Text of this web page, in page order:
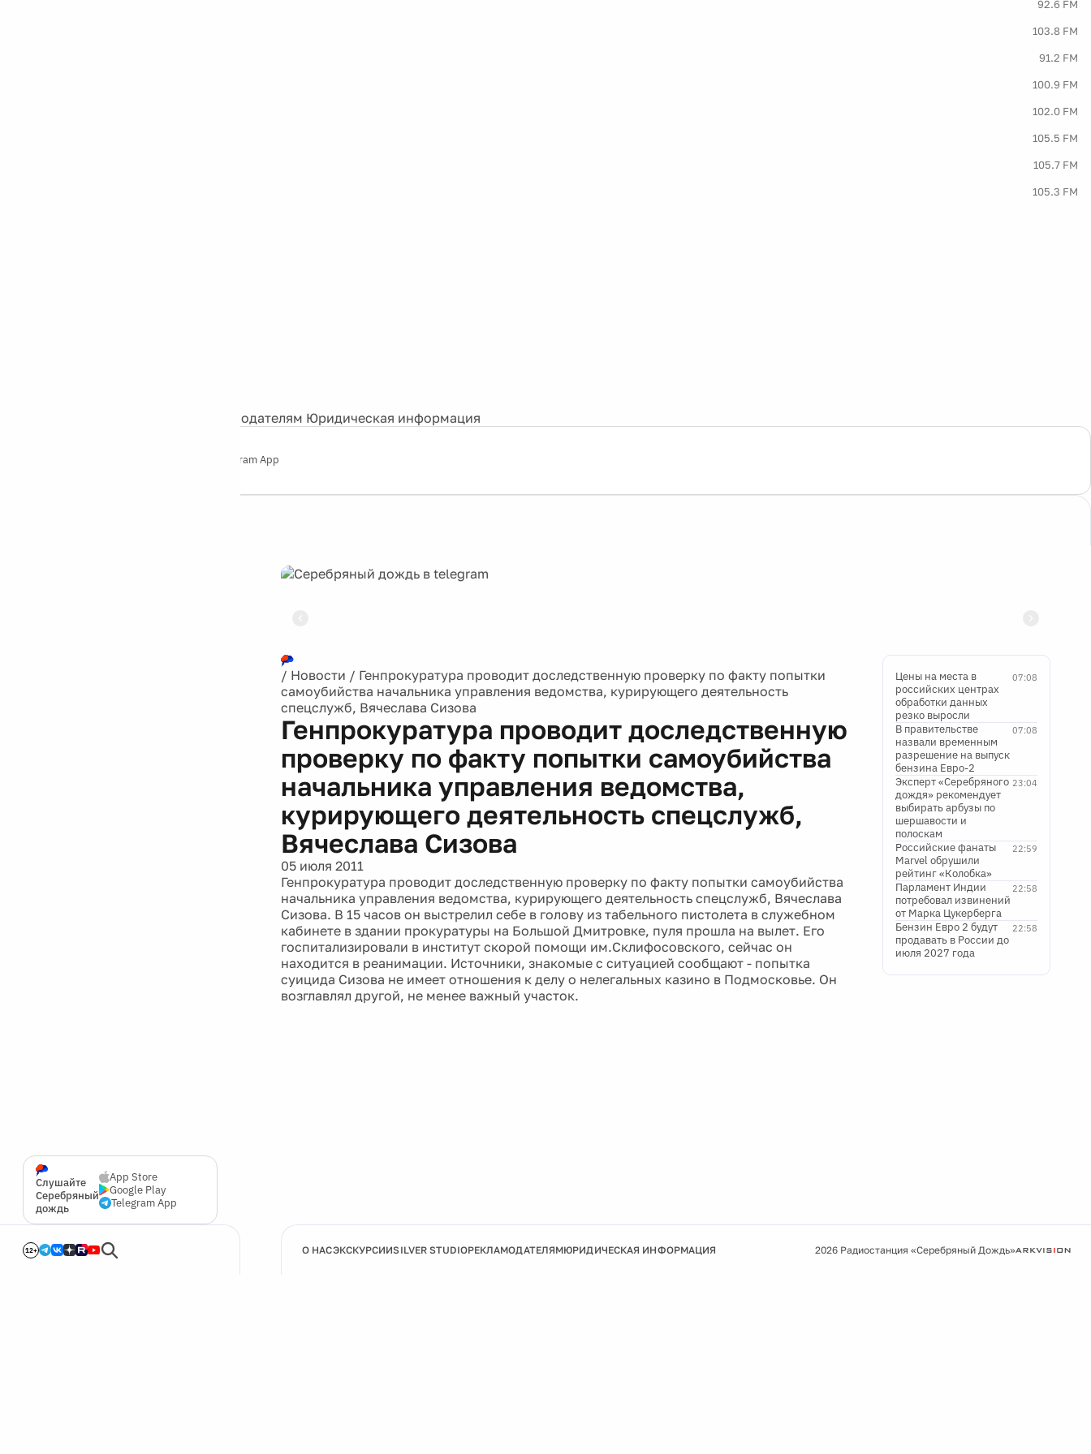
92.6 FM
103.8 FM
91.2 FM
100.9 FM
102.0 FM
105.5 FM
105.7 FM
105.3 FM
Рекламодателям Юридическая информация
Telegram App
Слушайте
Серебряный
дождь
App Store
Google Play
Telegram App
12+
/ Новости / Генпрокуратура проводит доследственную проверку по факту попытки
самоубийства начальника управления ведомства, курирующего деятельность
спецслужб, Вячеслава Сизова
Генпрокуратура проводит доследственную
проверку по факту попытки самоубийства
начальника управления ведомства,
курирующего деятельность спецслужб,
Вячеслава Сизова
05 июля 2011
Генпрокуратура проводит доследственную проверку по факту попытки самоубийства
начальника управления ведомства, курирующего деятельность спецслужб, Вячеслава
Сизова. В 15 часов он выстрелил себе в голову из табельного пистолета в служебном
кабинете в здании прокуратуры на Большой Дмитровке, пуля прошла на вылет. Его
госпитализировали в институт скорой помощи им.Склифосовского, сейчас он
находится в реанимации. Источники, знакомые с ситуацией сообщают - попытка
суицида Сизова не имеет отношения к делу о нелегальных казино в Подмосковье. Он
возглавлял другой, не менее важный участок.
07:08
Цены на места в
российских центрах
обработки данных
резко выросли
07:08
В правительстве
назвали временным
разрешение на выпуск
бензина Евро-2
23:04
Эксперт «Серебряного
дождя» рекомендует
выбирать арбузы по
шершавости и
полоскам
22:59
Российские фанаты
Marvel обрушили
рейтинг «Колобка»
22:58
Парламент Индии
потребовал извинений
от Марка Цукерберга
22:58
Бензин Евро 2 будут
продавать в России до
июля 2027 года
О НАСЭКСКУРСИИSILVER STUDIOРЕКЛАМОДАТЕЛЯМЮРИДИЧЕСКАЯ ИНФОРМАЦИЯ 2026 Радиостанция «Серебряный Дождь»